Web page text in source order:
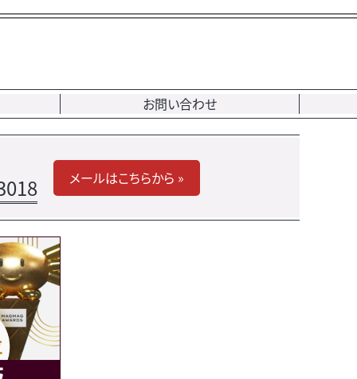
お問い合わせ
メールはこちらから »